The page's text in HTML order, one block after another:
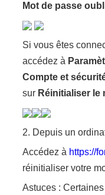
Mot de passe
Si vous êtes
accédez à
Compte et
sur Réinitialiser le
2. Depuis un
Accédez à https://
réinitialiser votre
Astuces :